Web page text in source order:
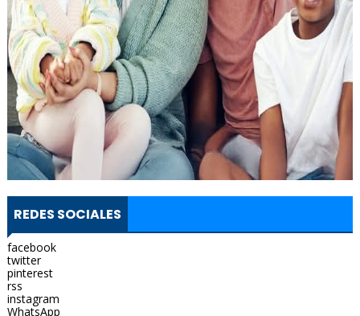
REDES SOCIALES
facebook
twitter
pinterest
rss
instagram
WhatsApp